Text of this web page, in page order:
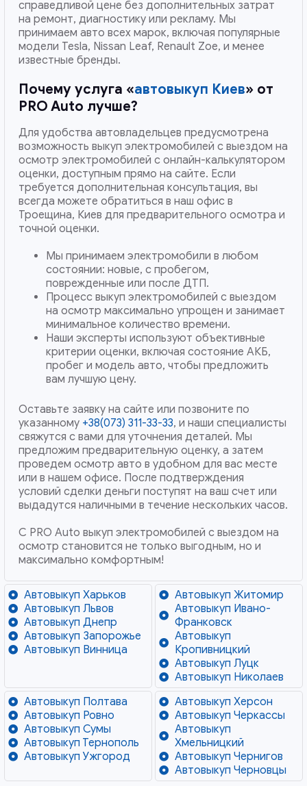
справедливой цене без дополнительных затрат
на ремонт, диагностику или рекламу. Мы
принимаем авто всех марок, включая популярные
модели Tesla, Nissan Leaf, Renault Zoe, и менее
известные бренды.
Почему услуга «автовыкуп Киев» от
PRO Auto лучше?
Для удобства автовладельцев предусмотрена
возможность выкуп электромобилей с выездом на
осмотр электромобилей с онлайн-калькулятором
оценки, доступным прямо на сайте. Если
требуется дополнительная консультация, вы
всегда можете обратиться в наш офис в
Троещина, Киев для предварительного осмотра и
точной оценки.
Мы принимаем электромобили в любом
состоянии: новые, с пробегом,
поврежденные или после ДТП.
Процесс выкуп электромобилей с выездом
на осмотр максимально упрощен и занимает
минимальное количество времени.
Наши эксперты используют объективные
критерии оценки, включая состояние АКБ,
пробег и модель авто, чтобы предложить
вам лучшую цену.
Оставьте заявку на сайте или позвоните по
указанному +38(073) 311-33-33, и наши специалисты
свяжутся с вами для уточнения деталей. Мы
предложим предварительную оценку, а затем
проведем осмотр авто в удобном для вас месте
или в нашем офисе. После подтверждения
условий сделки деньги поступят на ваш счет или
выдадутся наличными в течение нескольких часов.
С PRO Auto выкуп электромобилей с выездом на
осмотр становится не только выгодным, но и
максимально комфортным!
Автовыкуп Харьков
Автовыкуп Львов
Автовыкуп Днепр
Автовыкуп Запорожье
Автовыкуп Винница
Автовыкуп Житомир
Автовыкуп Ивано-
Франковск
Автовыкуп
Кропивницкий
Автовыкуп Луцк
Автовыкуп Николаев
Автовыкуп Полтава
Автовыкуп Ровно
Автовыкуп Сумы
Автовыкуп Тернополь
Автовыкуп Ужгород
Автовыкуп Херсон
Автовыкуп Черкассы
Автовыкуп
Хмельницкий
Автовыкуп Чернигов
Автовыкуп Черновцы